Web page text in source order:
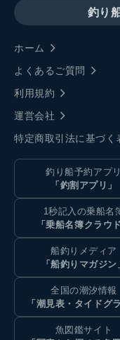
釣り
ホーム
よくあるご質問
利用規約
運営会社
特定商取引法に基づく
釣り船予約アプリ
「釣割アプリ」
1秒記入の乗船名
「乗船名簿クラウド
船釣りメディア
「船釣りマガジン
全国の潮汐情報
「潮見表・タイドグ
魚図鑑サイト